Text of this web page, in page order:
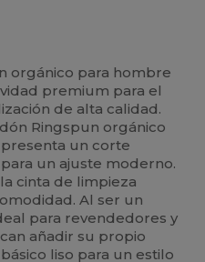
orgánico para hombre
premium para el
de alta calidad.
Ringspun orgánico
un corte
un ajuste moderno.
cinta de limpieza
Al ser un
para revendedores y
añadir su propio
liso para un estilo